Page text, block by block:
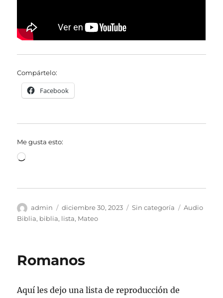
Compártelo:
Facebook
Me gusta esto:
Cargando...
Autor
admin
Publicado
el
diciembre 30, 2023 Categorías
Sin categoría Etiquetas
Audio
Biblia, biblia, lista, Mateo
Romanos
Aquí les dejo una lista de reproducción de